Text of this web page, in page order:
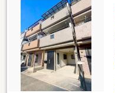
局まで約510ｍ（徒歩7分）